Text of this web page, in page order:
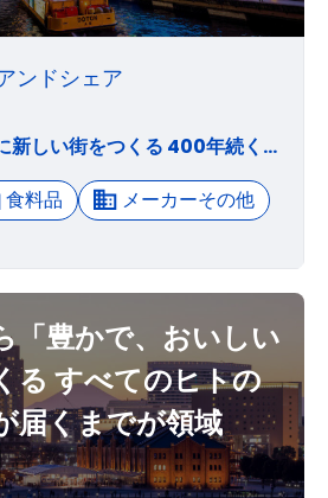
ンドシェア
VISION 食品業界に新しい街をつくる 400年続く食品業界にデジタル、マーケティング、クリエイティブ３つの領域でイノベーションを起こし、小さい食品工場や力強く挑戦していく企業が大きく成長できる新しい時代の食品流通を、沢山の人や企業とつながり、知恵や経験をシェアすることで作っていきます。 MISSION クリエイティブ、マーケティング、デジタルの力で 食品流通3.0のリーデングカンパニーになる。 食品流通1.0は、江戸時代の士農工商の時代。 「食品流通の基礎が確立した時代」 食品流通2.0は、戦後のスーパー、コンビニの時代。 「豊食と利便性ドリブンの時代」 食品流通3.0は、多様化するライフスタイルの適応の時代。 「多様性とDXの時代」 私たちはクリエイティブな商品開発力、 顧客目線でのフードマーケティング、 DX化で新しい食品流通を作ります。
食料品 メーカーその他
「豊かで、おいしい
る すべてのヒトの
届くまでが領域